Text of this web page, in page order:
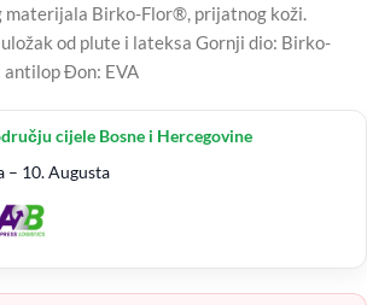
Birko-Flor®, prijatnog koži.
od plute i lateksa Gornji dio: Birko-
Đon: EVA
cijele Bosne i Hercegovine
– 10. Augusta